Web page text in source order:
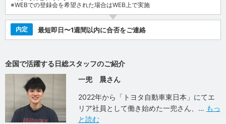
※WEBでの登録会を希望された場合はWEB上で実施
内定 最短即日〜1週間以内に合否をご連絡
全国で活躍する日総スタッフのご紹介
一兜 晨さん
2022年から「トヨタ自動車東日本」にてエ
リア社員として働き始めた一兜さん、
もっ
と読む